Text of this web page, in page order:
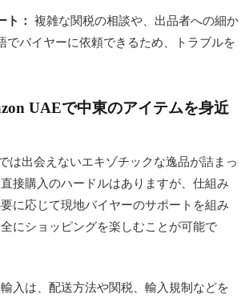
ト：
複雑な関税の相談や、出品者への細か
でバイヤーに依頼できるため、トラブルを
UAEで中東のアイテムを身近
は出会えないエキゾチックな逸品が詰まっ
接購入のハードルはありますが、仕組み
に応じて現地バイヤーのサポートを組み
にショッピングを楽しむことが可能で
入は、配送方法や関税、輸入規制などを